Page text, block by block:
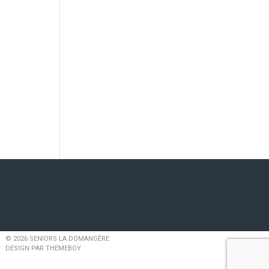
© 2026 SENIORS LA DOMANGÈRE
DESIGN PAR THEMEBOY